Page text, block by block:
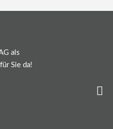
als
Sie da!